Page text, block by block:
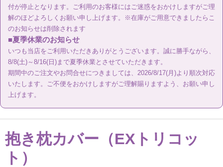
ご注文の流れ
納期について
送料・お支払い方法
お問い合わせ
Q&A
付が停止となります。ご利用のお客様にはご迷惑をおかけしますがご理
解のほどよろしくお願い申し上げます。※在庫がご用意できましたらこ
のお知らせは削除されます
■夏季休業のお知らせ
いつも当店をご利用いただきありがとうございます。誠に勝手ながら、
8/8(土)～8/16(日)まで夏季休業とさせていただきます。
期間中のご注文やお問合せにつきましては、2026/8/17(月)より順次対応
いたします。ご不便をおかけしますがご理解賜りますよう、お願い申し
上げます。
抱き枕カバー（EXトリコッ
ト）